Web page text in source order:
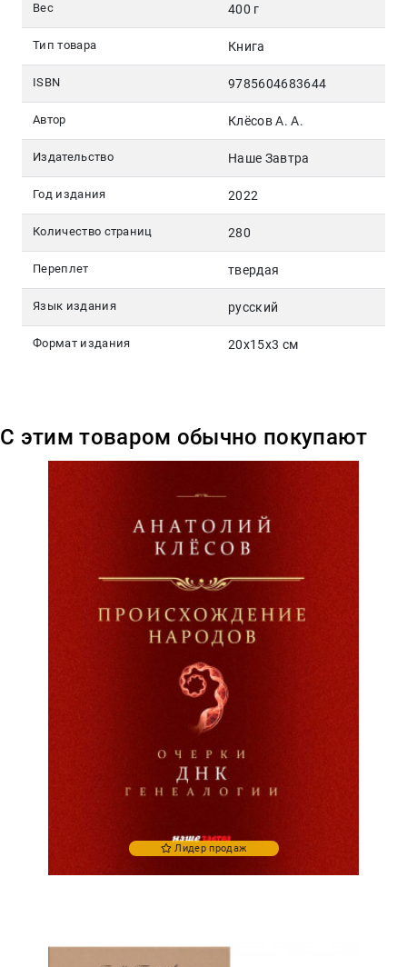
Вес 400 г
Тип товара Книга
ISBN 9785604683644
Автор Клёсов А. А.
Издательство Наше Завтра
Год издания 2022
Количество страниц 280
Переплет твердая
Язык издания русский
Формат издания 20x15x3 см
С этим товаром обычно покупают
Лидер продаж